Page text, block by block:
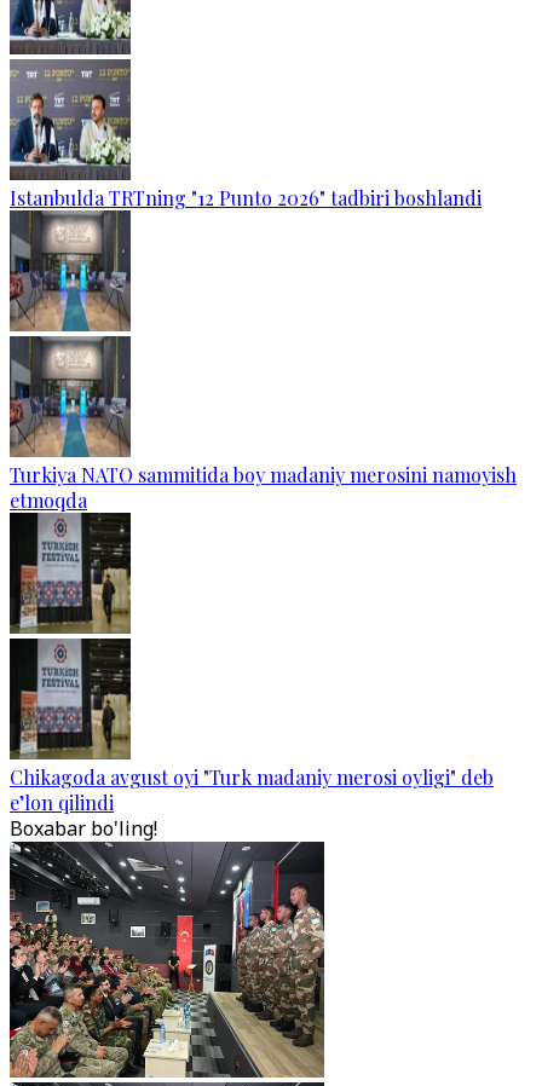
Istanbulda TRTning "12 Punto 2026" tadbiri boshlandi
Turkiya NATO sammitida boy madaniy merosini namoyish
etmoqda
Chikagoda avgust oyi "Turk madaniy merosi oyligi" deb
e’lon qilindi
Boxabar bo'ling!